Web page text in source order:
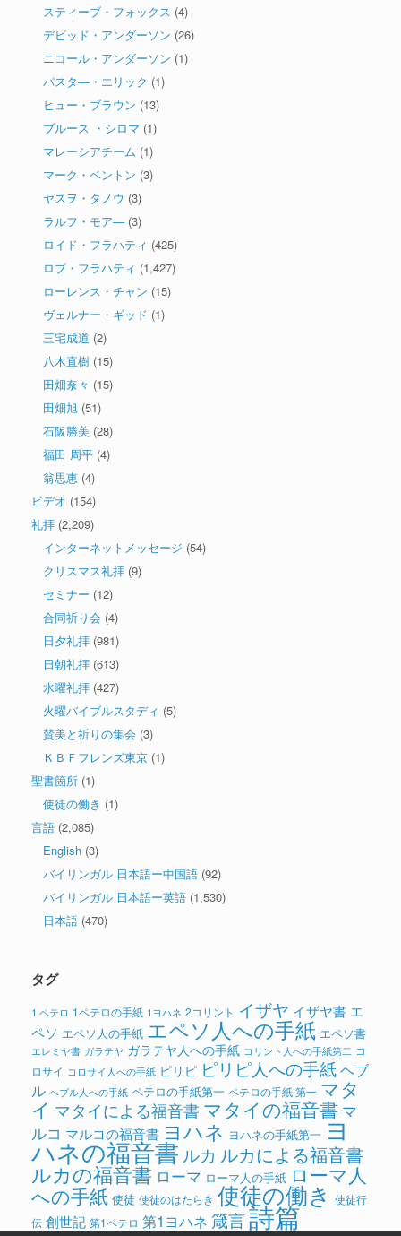
スティーブ・フォックス (4)
デビッド・アンダーソン (26)
ニコール・アンダーソン (1)
パスタ―・エリック (1)
ヒュー・ブラウン (13)
ブルース ・シロマ (1)
マレーシアチーム (1)
マーク・ベントン (3)
ヤスヲ・タノウ (3)
ラルフ・モア― (3)
ロイド・フラハティ (425)
ロブ・フラハティ (1,427)
ローレンス・チャン (15)
ヴェルナー・ギッド (1)
三宅成道 (2)
八木直樹 (15)
田畑奈々 (15)
田畑旭 (51)
石阪勝美 (28)
福田 周平 (4)
翁思恵 (4)
ビデオ (154)
礼拝 (2,209)
インターネットメッセージ (54)
クリスマス礼拝 (9)
セミナー (12)
合同祈り会 (4)
日夕礼拝 (981)
日朝礼拝 (613)
水曜礼拝 (427)
火曜バイブルスタディ (5)
賛美と祈りの集会 (3)
ＫＢＦフレンズ東京 (1)
聖書箇所 (1)
使徒の働き (1)
言語 (2,085)
English (3)
バイリンガル 日本語ー中国語 (92)
バイリンガル 日本語ー英語 (1,530)
日本語 (470)
タグ
1 ペテロ 1ペテロの手紙 1ヨハネ 2コリント イザヤ イザヤ書 エ
ペソ エペソ人の手紙 エペソ人への手紙 エペソ書
エレミヤ書 ガラテヤ ガラテヤ人への手紙 コリント人への手紙第二 コ
ロサイ コロサイ人への手紙 ピリピ ピリピ人への手紙ヘブ
ル ヘブル人への手紙 ペテロの手紙第一 ペテロの手紙 第一 マタ
イ マタイによる福音書 マタイの福音書 マ
ルコ マルコの福音書 ヨハネ ヨハネの手紙第一 ヨ
ハネの福音書 ルカ ルカによる福音書
ルカの福音書 ローマ ローマ人の手紙 ローマ人
への手紙 使徒 使徒のはたらき 使徒の働き 使徒行
伝 創世記 第1ペテロ 第1ヨハネ 箴言詩篇